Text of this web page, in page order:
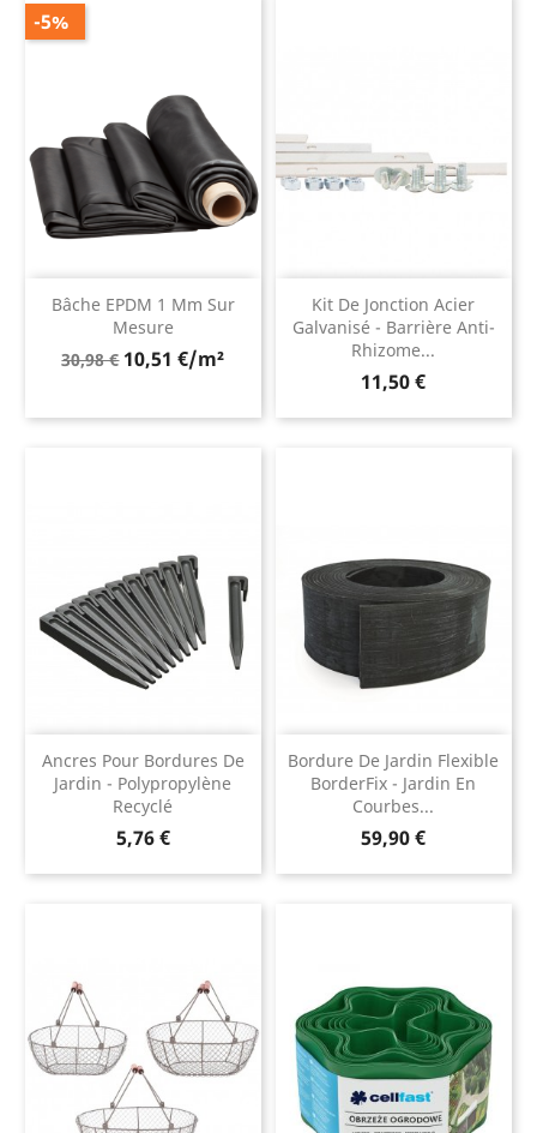
Bâche EPDM 1 Mm Sur
Mesure
Prix
30,98 € 10,51 €/m²
-5%
Kit De Jonction Acier
Galvanisé - Barrière Anti-
Rhizome...
Prix
11,50 €
Ancres Pour Bordures De
Jardin - Polypropylène
Recyclé
Prix
5,76 €
Bordure De Jardin Flexible
BorderFix - Jardin En
Courbes...
Prix
59,90 €